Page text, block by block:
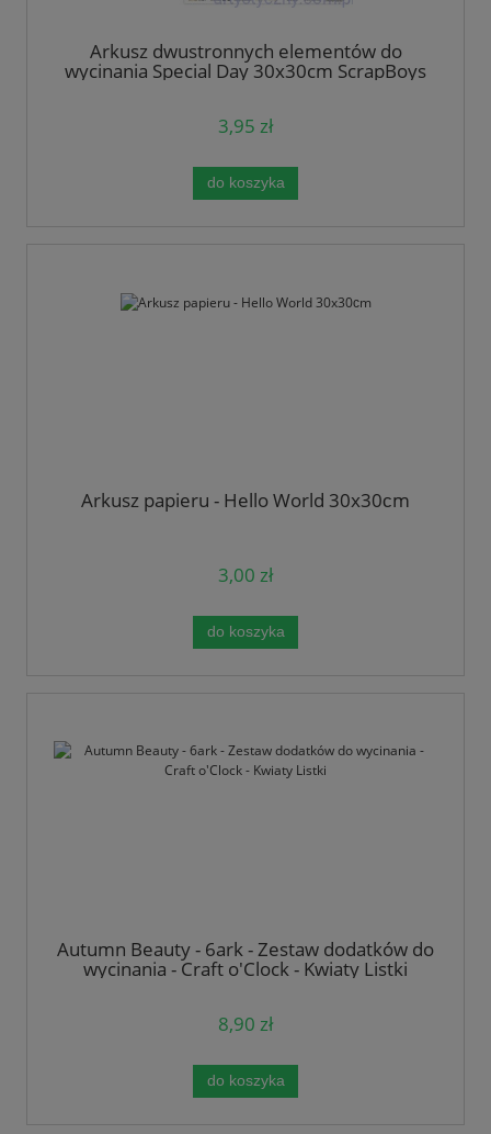
Arkusz dwustronnych elementów do
wycinania Special Day 30x30cm ScrapBoys
3,95 zł
do koszyka
Arkusz papieru - Hello World 30x30сm
3,00 zł
do koszyka
Autumn Beauty - 6ark - Zestaw dodatków do
wycinania - Craft o'Clock - Kwiaty Listki
8,90 zł
do koszyka